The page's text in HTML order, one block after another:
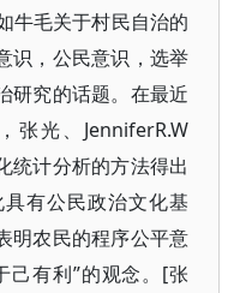
牛毛关于村民自治的
识，公民意识，选举
研究的话题。在最近
张光、JenniferR.W
统计分析的方法得出
有公民政治文化基
明农民的程序公平意
己有利”的观念。[张